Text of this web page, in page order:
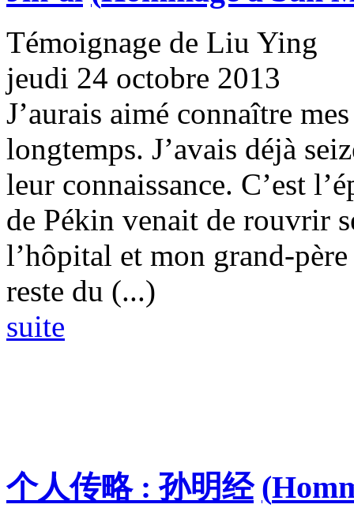
Témoignage de Liu Ying
jeudi 24 octobre 2013
J’aurais aimé connaître
longtemps. J’avais déjà
leur connaissance. C’est
de Pékin venait de rouvrir
l’hôpital et mon grand-
reste du (...)
suite
个人传略 : 孙明经 (